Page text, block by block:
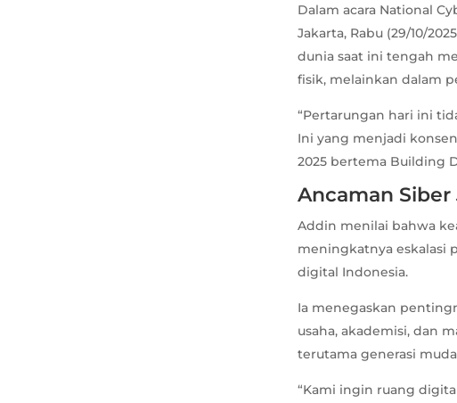
Dalam acara National
Jakarta, Rabu (29/10/
dunia saat ini tengah
fisik, melainkan dalam
“Pertarungan hari ini
Ini yang menjadi
2025 bertema Building
Ancaman
Addin menilai bahwa
meningkatnya eskalasi
digital Indonesia.
Ia menegaskan
usaha, akademisi, dan
terutama generasi
“Kami ingin ruang